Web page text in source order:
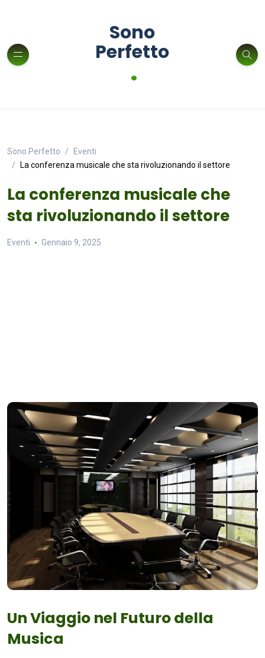
Sono
Perfetto
.
Sono Perfetto
Eventi
La conferenza musicale che sta rivoluzionando il settore
La conferenza musicale che
sta rivoluzionando il settore
Eventi Gennaio 9, 2025
Un Viaggio nel Futuro della
Musica